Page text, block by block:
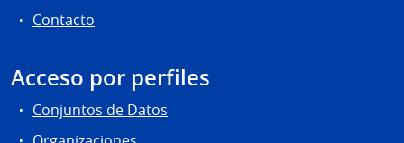
Contacto
Acceso por perfiles
Conjuntos de Datos